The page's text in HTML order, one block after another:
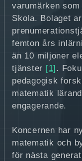
varumärken
Skola. Bolaget
femton års
än 10 miljoner
tjänster [1] .
pedagogisk
matematik
engagerande.
Koncernen har
matematik och
för nästa